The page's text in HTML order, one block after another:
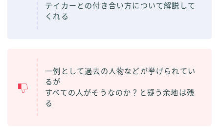
テイカーとの付き合い方について解説して
くれる
一例として過去の人物などが挙げられてい
るが
すべての人がそうなのか？と疑う余地は残
る